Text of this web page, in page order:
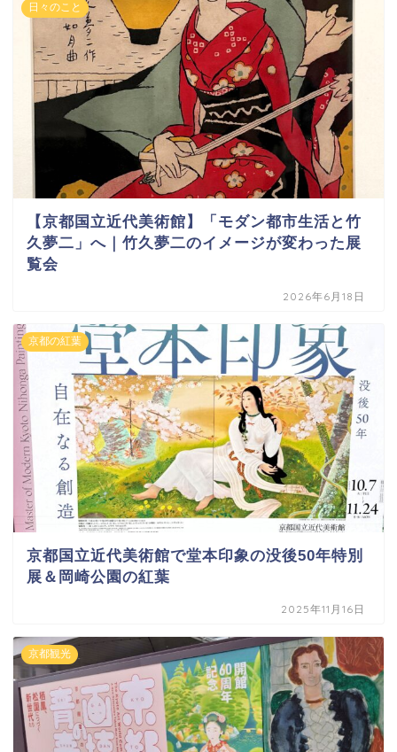
日々のこと
【京都国立近代美術館】「モダン都市生活と竹
久夢二」へ｜竹久夢二のイメージが変わった展
覧会
2026年6月18日
京都の紅葉
京都国立近代美術館で堂本印象の没後50年特別
展＆岡崎公園の紅葉
2025年11月16日
京都観光